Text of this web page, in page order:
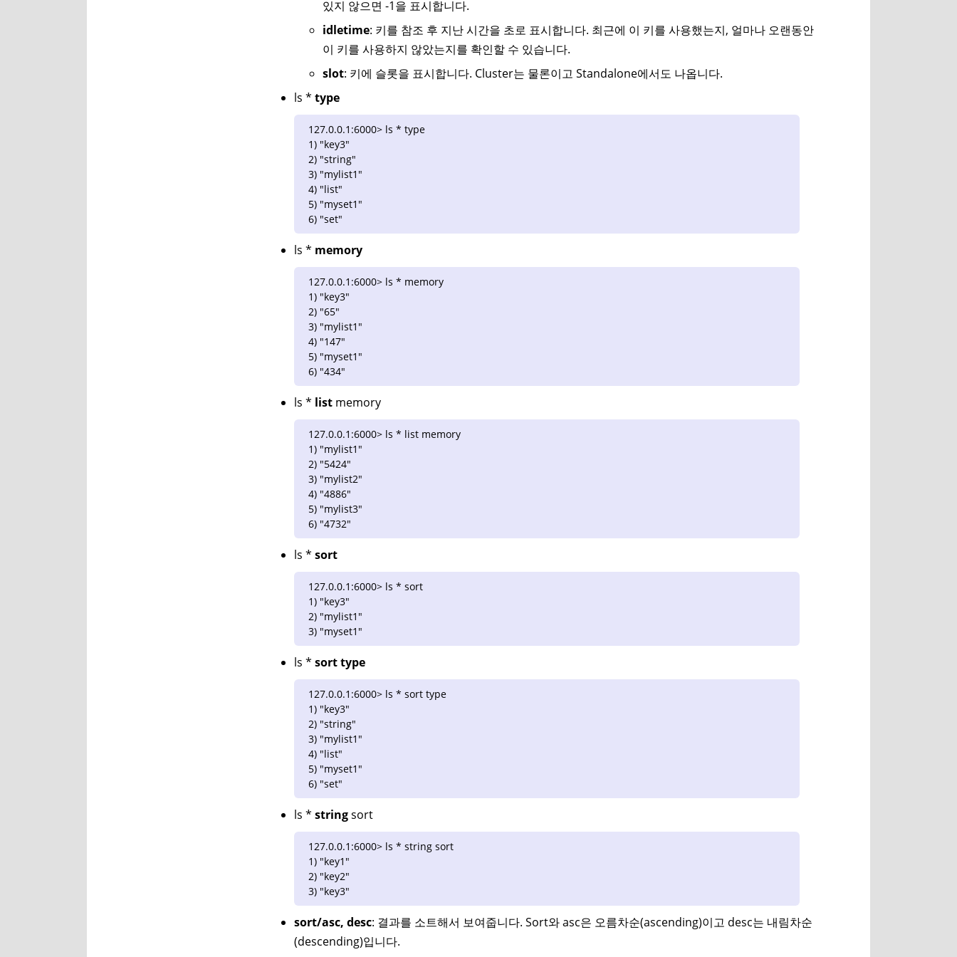
있지 않으면 -1을 표시합니다.
idletime: 키를 참조 후 지난 시간을 초로 표시합니다. 최근에 이 키를 사용했는지, 얼마나 오랜동안
이 키를 사용하지 않았는지를 확인할 수 있습니다.
slot: 키에 슬롯을 표시합니다. Cluster는 물론이고 Standalone에서도 나옵니다.
ls * type
127.0.0.1:6000> ls * type
1) "key3"
2) "string"
3) "mylist1"
4) "list"
5) "myset1"
6) "set"
ls * memory
127.0.0.1:6000> ls * memory
1) "key3"
2) "65"
3) "mylist1"
4) "147"
5) "myset1"
6) "434"
ls * list memory
127.0.0.1:6000> ls * list memory
1) "mylist1"
2) "5424"
3) "mylist2"
4) "4886"
5) "mylist3"
6) "4732"
ls * sort
127.0.0.1:6000> ls * sort
1) "key3"
2) "mylist1"
3) "myset1"
ls * sort type
127.0.0.1:6000> ls * sort type
1) "key3"
2) "string"
3) "mylist1"
4) "list"
5) "myset1"
6) "set"
ls * stringsort
127.0.0.1:6000> ls * string sort
1) "key1"
2) "key2"
3) "key3"
sort/asc, desc: 결과를 소트해서 보여줍니다. Sort와 asc은 오름차순(ascending)이고 desc는 내림차순
(descending)입니다.